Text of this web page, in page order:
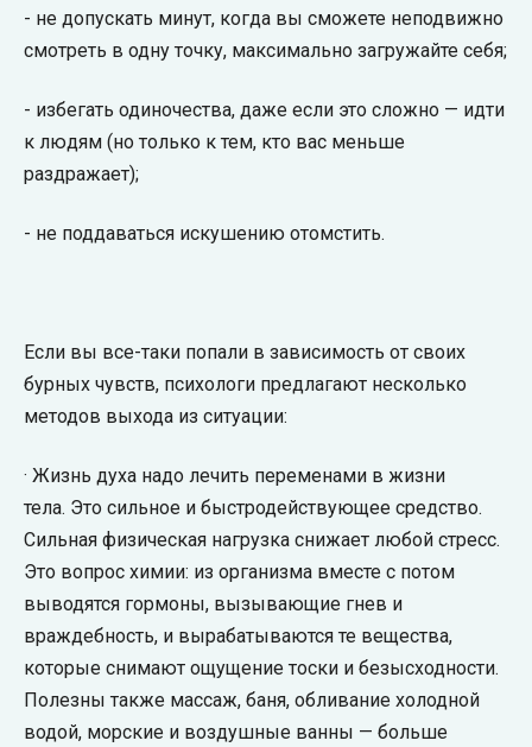
- не допускать минут, когда вы сможете неподвижно
смотреть в одну точку, максимально загружайте себя;
- избегать одиночества, даже если это сложно — идти
к людям (но только к тем, кто вас меньше
раздражает);
- не поддаваться искушению отомстить.
Если вы все-таки попали в зависимость от своих
бурных чувств, психологи предлагают несколько
методов выхода из ситуации:
· Жизнь духа надо лечить переменами в жизни
тела. Это сильное и быстродействующее средство.
Сильная физическая нагрузка снижает любой стресс.
Это вопрос химии: из организма вместе с потом
выводятся гормоны, вызывающие гнев и
враждебность, и вырабатываются те вещества,
которые снимают ощущение тоски и безысходности.
Полезны также массаж, баня, обливание холодной
водой, морские и воздушные ванны — больше